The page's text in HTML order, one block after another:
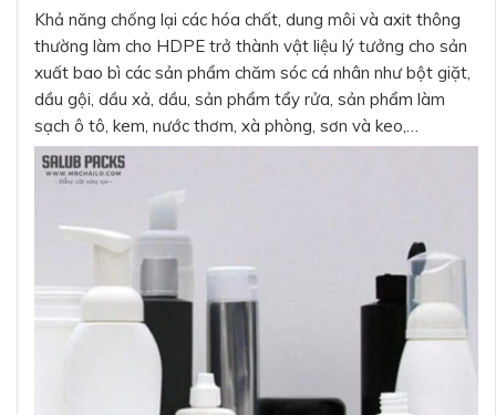
Khả năng chống lại các hóa chất, dung môi và axit thông
thường làm cho HDPE trở thành vật liệu lý tưởng cho sản
xuất bao bì các sản phẩm chăm sóc cá nhân như bột giặt,
dầu gội, dầu xả, dầu, sản phẩm tẩy rửa, sản phẩm làm
sạch ô tô, kem, nước thơm, xà phòng, sơn và keo,…